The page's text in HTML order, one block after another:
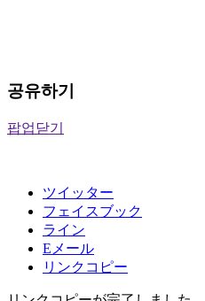
공유하기
팝업닫기
ツイッター
フェイスブック
ライン
Eメール
リンクコピー